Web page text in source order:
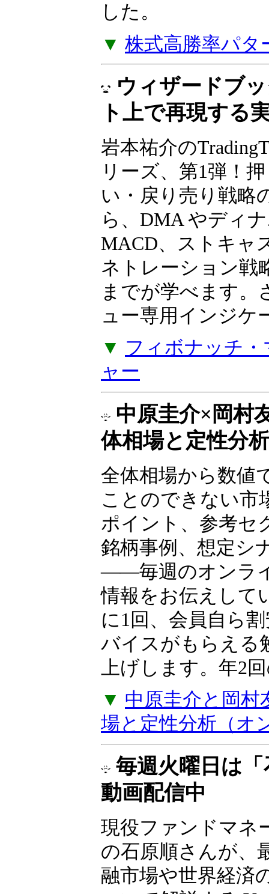
した。
▼ 株式高勝率パタ
ウィザードブ
ト上で再現する
岩本祐介の
リーズ、第1弾！
い・戻り売り戦略
ら、DMA やディ
MACD、ストキャ
ネトレーション戦
までが学べます。
ュー専用インジケ
▼ フィボナッチ
ャー
中原圭介×岡
体相場と定性分
全体相場から数値
ことのできない市
ポイント、参考セ
銘柄事例、想定シ
――毎週のオンラ
情報をお伝えして
に1回、会員自ら
バイスがもらえる
上げします。年2
▼ 中原圭介と岡村
場と定性分析（オ
毎週火曜日は
動画配信中
現役ファンドマネ
の石原順さんが、
融市場や世界経済